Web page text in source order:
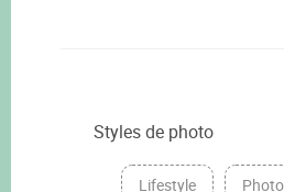
Styles de photo
Lifestyle